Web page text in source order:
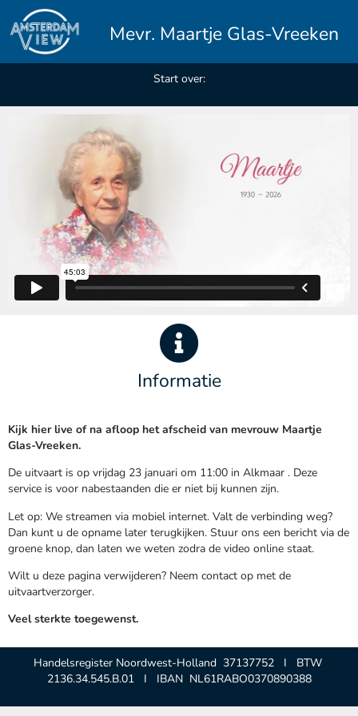
Mevr. Maartje Glas-Vreeken
Start over:
Informatie
Kijk hier live of na afloop het afscheid van mevrouw Maartje
Glas-Vreeken.
De uitvaart is op vrijdag 23 januari om 11:00 in Alkmaar . Deze
service is voor nabestaanden die er niet bij kunnen zijn.
Let op: We streamen via mobiel internet. Valt de verbinding weg?
Dan kunt u de opname later terugkijken. Stuur ons een bericht via de
groene knop, dan laten we weten zodra de video online staat.
Wilt u deze pagina verwijderen? Neem contact op met de
uitvaartverzorger.
Veel sterkte toegewenst.
Handelsregister Noordwest-Holland 37137752 I BTW
2136.34.545.B.01 I IBAN NL61RABO0370890388